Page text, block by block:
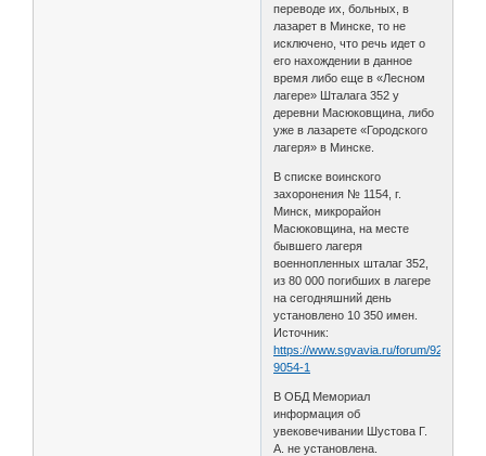
переводе их, больных, в
лазарет в Минске, то не
исключено, что речь идет о
его нахождении в данное
время либо еще в «Лесном
лагере» Шталага 352 у
деревни Масюковщина, либо
уже в лазарете «Городского
лагеря» в Минске.
В списке воинского
захоронения № 1154, г.
Минск, микрорайон
Масюковщина, на месте
бывшего лагеря
военнопленных шталаг 352,
из 80 000 погибших в лагере
на сегодняшний день
установлено 10 350 имен.
Источник:
https://www.sgvavia.ru/forum/923-
9054-1
В ОБД Мемориал
информация об
увековечивании Шустова Г.
А. не установлена.